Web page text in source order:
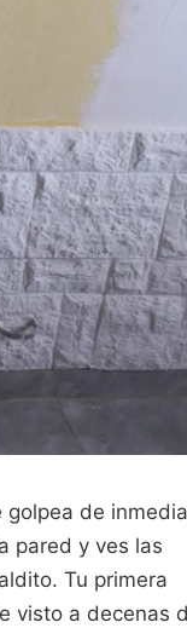
de
pared y ves las
Tu primera
visto a decenas